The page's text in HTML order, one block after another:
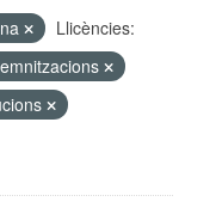
Llicències: